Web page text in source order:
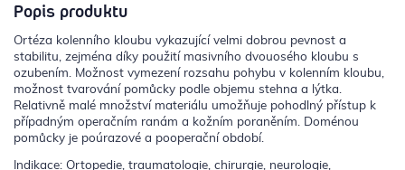
Popis produktu
Ortéza kolenního kloubu vykazující velmi dobrou pevnost a
stabilitu, zejména díky použití masivního dvouosého kloubu s
ozubením. Možnost vymezení rozsahu pohybu v kolenním kloubu,
možnost tvarování pomůcky podle objemu stehna a lýtka.
Relativně malé množství materiálu umožňuje pohodlný přístup k
případným operačním ranám a kožním poraněním. Doménou
pomůcky je poúrazové a pooperační období.
Indikace: Ortopedie, traumatologie, chirurgie, neurologie,